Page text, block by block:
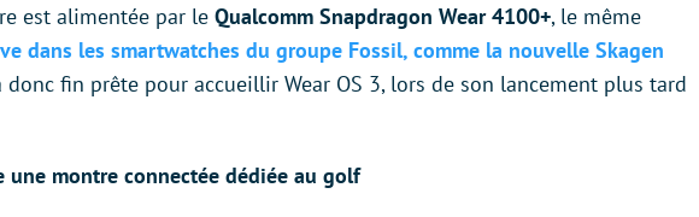
est alimentée par le Qualcomm Snapdragon Wear 4100+, le même
dans les smartwatches du groupe Fossil, comme la nouvelle Skagen
donc fin prête pour accueillir Wear OS 3, lors de son lancement plus tard
une montre connectée dédiée au golf